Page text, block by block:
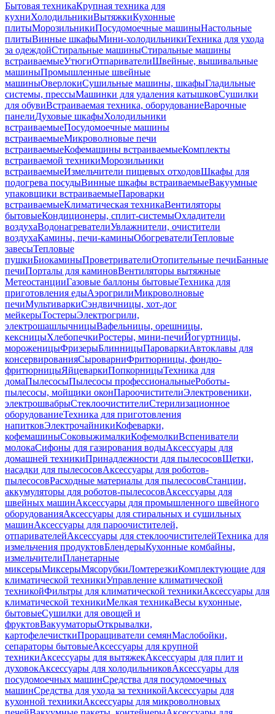
Бытовая техникаКрупная техника для
кухниХолодильникиВытяжкиКухонные
плитыМорозильникиПосудомоечные машиныНастольные
плитыВинные шкафыМини-холодильникиТехника для ухода
за одеждойСтиральные машиныСтиральные машины
встраиваемыеУтюгиОтпаривателиШвейные, вышивальные
машиныПромышленные швейные
машиныОверлокиСушильные машины, шкафыГладильные
системы, прессыМашинки для удаления катышковСушилки
для обувиВстраиваемая техника, оборудованиеВарочные
панелиДуховые шкафыХолодильники
встраиваемыеПосудомоечные машины
встраиваемыеМикроволновые печи
встраиваемыеКофемашины встраиваемыеКомплекты
встраиваемой техникиМорозильники
встраиваемыеИзмельчители пищевых отходовШкафы для
подогрева посудыВинные шкафы встраиваемыеВакуумные
упаковщики встраиваемыеПароварки
встраиваемыеКлиматическая техникаВентиляторы
бытовыеКондиционеры, сплит-системыОхладители
воздухаВодонагревателиУвлажнители, очистители
воздухаКамины, печи-каминыОбогревателиТепловые
завесыТепловые
пушкиБиокаминыПроветривателиОтопительные печиБанные
печиПорталы для каминовВентиляторы вытяжные
МетеостанцииГазовые баллоны бытовыеТехника для
приготовления едыАэрогрилиМикроволновые
печиМультиваркиСэндвичницы, хот-дог
мейкерыТостерыЭлектрогрили,
электрошашлычницыВафельницы, орешницы,
кексницыХлебопечкиРостеры, мини-печиЙогуртницы,
мороженицыФризерыБлинницыПароваркиАвтоклавы для
консервированияСыроварниФритюрницы, фондю-
фритюрницыЯйцеваркиПопкорницыТехника для
домаПылесосыПылесосы профессиональныеРоботы-
пылесосы, мойщики оконПароочистителиЭлектровеники,
электрошвабрыСтеклоочистителиСтерилизационное
оборудованиеТехника для приготовления
напитковЭлектрочайникиКофеварки,
кофемашиныСоковыжималкиКофемолкиВспениватели
молокаСифоны для газирования водыАксессуары для
домашней техникиПринадлежности для пылесосовЩетки,
насадки для пылесосовАксессуары для роботов-
пылесосовРасходные материалы для пылесосовСтанции,
аккумуляторы для роботов-пылесосовАксессуары для
швейных машинАксессуары для промышленного швейного
оборудованияАксессуары для стиральных и сушильных
машинАксессуары для пароочистителей,
отпаривателейАксессуары для стеклоочистителейТехника для
измельчения продуктовБлендерыКухонные комбайны,
измельчителиПланетарные
миксерыМиксерыМясорубкиЛомтерезкиКомплектующие для
климатической техникиУправление климатической
техникойФильтры для климатической техникиАксессуары для
климатической техникиМелкая техникаВесы кухонные,
бытовыеСушилки для овощей и
фруктовВакууматорыОткрывалки,
картофелечисткиПроращиватели семянМаслобойки,
сепараторы бытовыеАксессуары для крупной
техникиАксессуары для вытяжекАксессуары для плит и
духовокАксессуары для холодильниковАксессуары для
посудомоечных машинСредства для посудомоечных
машинСредства для ухода за техникойАксессуары для
кухонной техникиАксессуары для микроволновых